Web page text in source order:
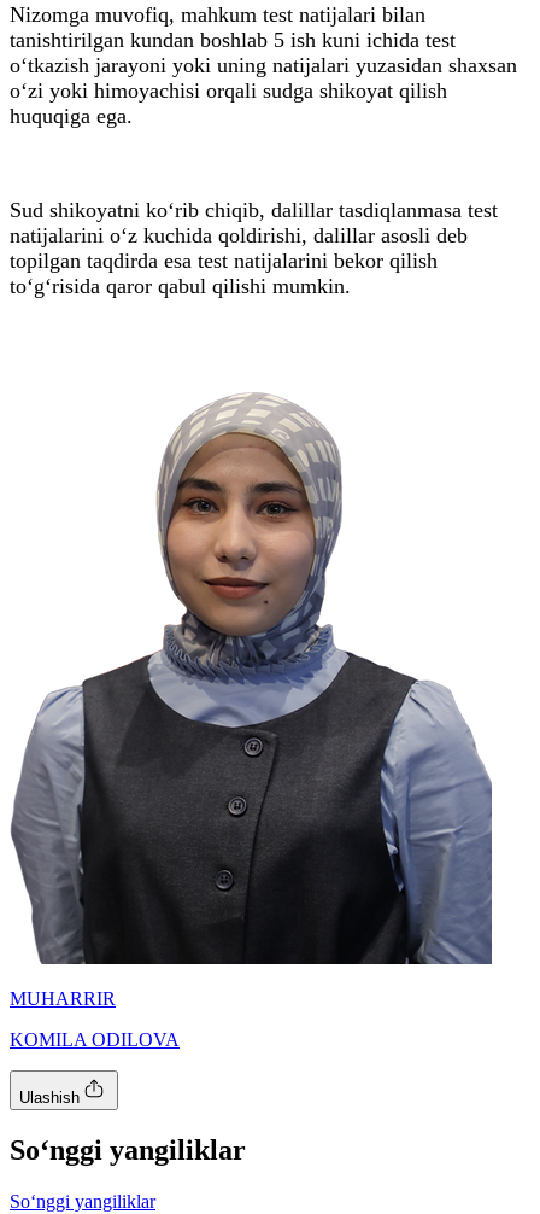
Nizomga muvofiq, mahkum test natijalari bilan
tanishtirilgan kundan boshlab 5 ish kuni ichida test
o‘tkazish jarayoni yoki uning natijalari yuzasidan shaxsan
o‘zi yoki himoyachisi orqali sudga shikoyat qilish
huquqiga ega.
Sud shikoyatni ko‘rib chiqib, dalillar tasdiqlanmasa test
natijalarini o‘z kuchida qoldirishi, dalillar asosli deb
topilgan taqdirda esa test natijalarini bekor qilish
to‘g‘risida qaror qabul qilishi mumkin.
MUHARRIR
KOMILA ODILOVA
Ulashish
So‘nggi yangiliklar
So‘nggi yangiliklar